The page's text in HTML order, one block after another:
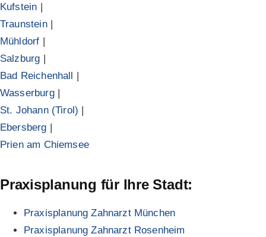
Kufstein |
Traunstein|
Mühldorf |
Salzburg |
Bad Reichenhall |
Wasserburg|
St. Johann (Tirol) |
Ebersberg |
Prien am Chiemsee
Praxisplanung für Ihre Stadt:
Praxisplanung Zahnarzt München
Praxisplanung Zahnarzt Rosenheim